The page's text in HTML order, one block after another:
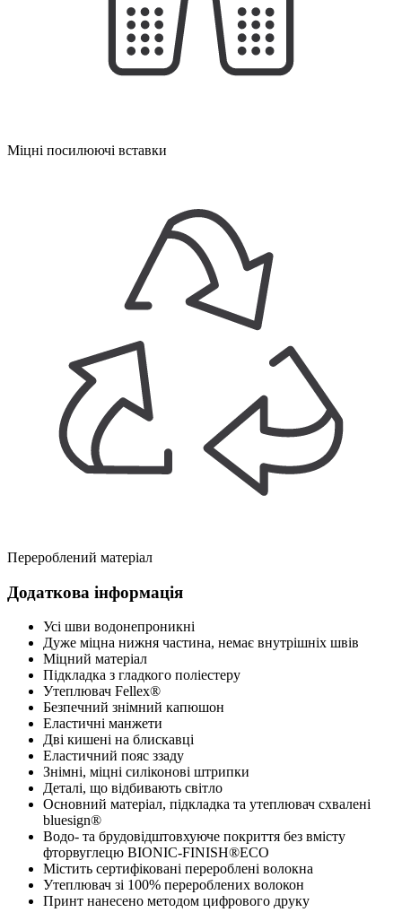
Міцні посилюючі вставки
Перероблений матеріал
Додаткова інформація
Усі шви водонепроникні
Дуже міцна нижня частина, немає внутрішніх швів
Міцний матеріал
Підкладка з гладкого поліестеру
Утеплювач Fellex®
Безпечний знімний капюшон
Еластичні манжети
Дві кишені на блискавці
Еластичний пояс ззаду
Знімні, міцні силіконові штрипки
Деталі, що відбивають світло
Основний матеріал, підкладка та утеплювач схвалені
bluesign®
Водо- та брудовідштовхуюче покриття без вмісту
фторвуглецю BIONIC-FINISH®ECO
Містить сертифіковані перероблені волокна
Утеплювач зі 100% перероблених волокон
Принт нанесено методом цифрового друку